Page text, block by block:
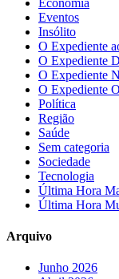
Eventos
Insólito
O Expediente
O Expediente
O Expediente
O Expediente
Política
Região
Saúde
Sem categoria
Sociedade
Tecnologia
Última Hora
Última Hora
Arquivo
Junho 2026